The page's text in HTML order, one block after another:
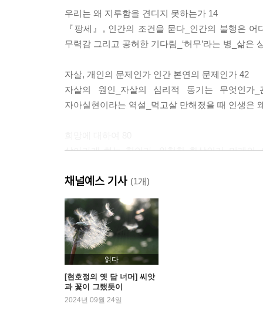
우리는 왜 지루함을 견디지 못하는가 14
『팡세』, 인간의 조건을 묻다_인간의 불행은
무력감 그리고 공허한 기다림_‘허무’라는 병_삶은
자살, 개인의 문제인가 인간 본연의 문제인가 42
자살의 원인_자살의 심리적 동기는 무엇인
자아실현이라는 역설_먹고살 만해졌을 때 인생은
살아가게 하는 힘인가, 위험한 환상인가_미래
Ⅱ 몸과 병듦 그리고 행복과 불행
몸과 병듦은 어떻게 내면의 의미와 관련되는가 104
병을 몰랐을 때와 알았을 때_통증은 내면 깊은 곳
지배당하는 나와 몸의 변증법_몸의 체험이 증상에
환자의 침묵 122
중병 환자의 몸에서는 무슨 일이 일어나는 걸까
채널예스 기사 (1개)
읽다
[현호정의 옛 담 너머] 씨앗
과 꽃이 그랬듯이
2024년 09월 24일